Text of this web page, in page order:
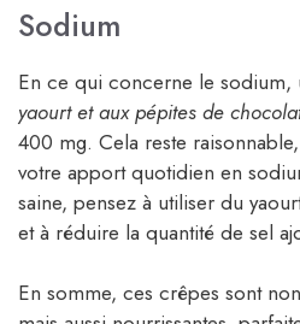
Sodium
En ce qui concerne le sodium,
yaourt et aux pépites de
400 mg. Cela reste
votre apport quotidien en
saine, pensez à utiliser du
et à réduire la quantité de sel
En somme, ces crêpes sont